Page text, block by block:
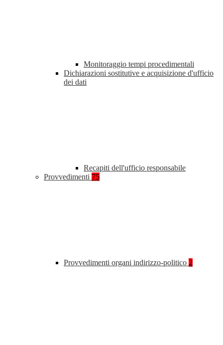
Monitoraggio tempi procedimentali
Dichiarazioni sostitutive e acquisizione d'ufficio
dei dati
Recapiti dell'ufficio responsabile
Provvedimenti 75
Provvedimenti organi indirizzo-politico 2